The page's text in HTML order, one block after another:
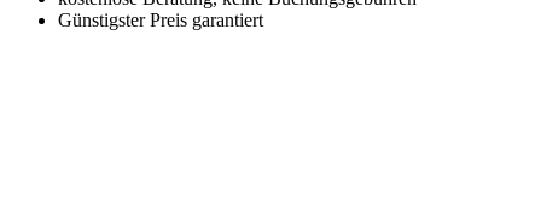
Günstigster Preis garantiert